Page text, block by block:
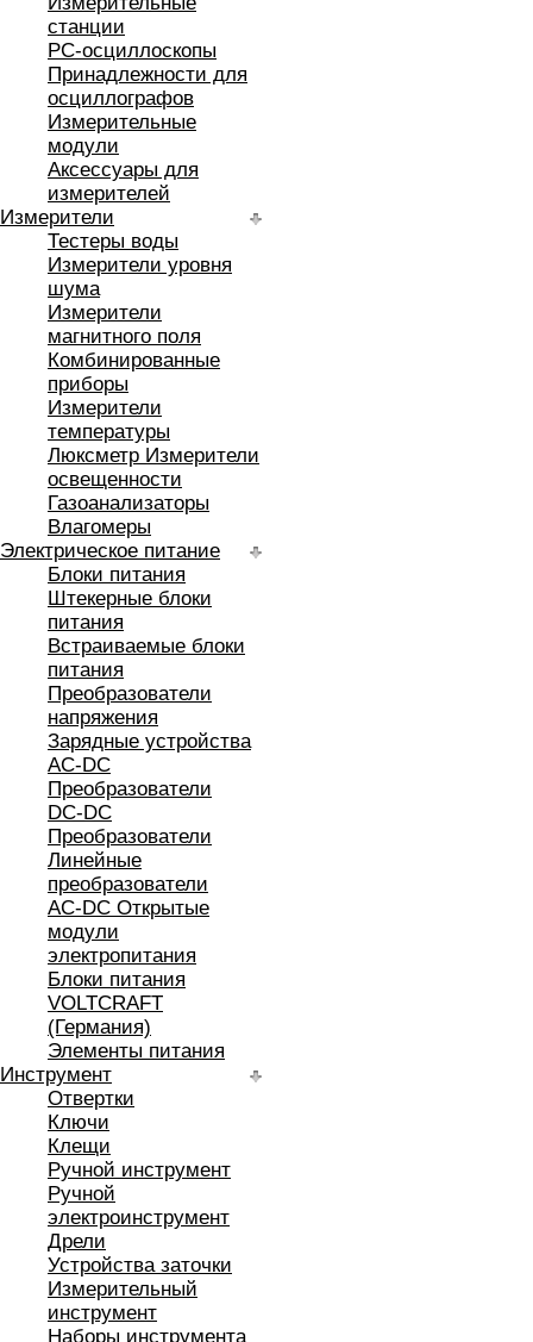
станции
РС-осциллоскопы
Принадлежности для
осциллографов
Измерительные
модули
Аксессуары для
измерителей
Измерители
Тестеры воды
Измерители уровня
шума
Измерители
магнитного поля
Комбинированные
приборы
Измерители
температуры
Люксметр Измерители
освещенности
Газоанализаторы
Влагомеры
Электрическое питание
Блоки питания
Штекерные блоки
питания
Встраиваемые блоки
питания
Преобразователи
напряжения
Зарядные устройства
AC-DC
Преобразователи
DC-DC
Преобразователи
Линейные
преобразователи
AC-DC Открытые
модули
электропитания
Блоки питания
VOLTCRAFT
(Германия)
Элементы питания
Инструмент
Отвертки
Ключи
Клещи
Ручной инструмент
Ручной
электроинструмент
Дрели
Устройства заточки
Измерительный
инструмент
Наборы инструмента